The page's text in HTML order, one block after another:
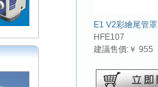
E1 V2彩繪尾管罩
HFE107
建議售價:￥ 955